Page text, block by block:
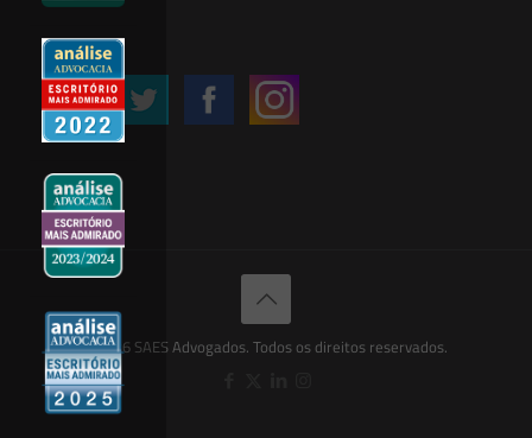
Siga-nos
© 2026 SAES Advogados. Todos os direitos reservados.